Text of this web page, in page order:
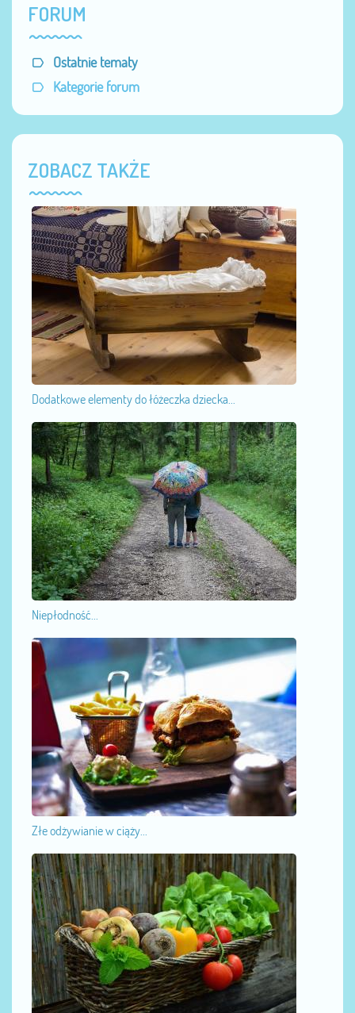
FORUM
Ostatnie tematy
Kategorie forum
ZOBACZ TAKŻE
Dodatkowe elementy do łóżeczka dziecka...
Niepłodność...
Złe odżywianie w ciąży...